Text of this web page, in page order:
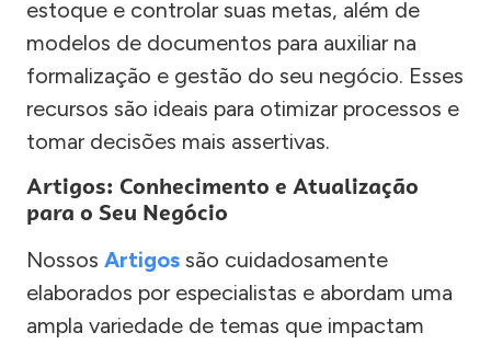
estoque e controlar suas metas, além de
modelos de documentos para auxiliar na
formalização e gestão do seu negócio. Esses
recursos são ideais para otimizar processos e
tomar decisões mais assertivas.
Artigos: Conhecimento e Atualização
para o Seu Negócio
Nossos Artigos são cuidadosamente
elaborados por especialistas e abordam uma
ampla variedade de temas que impactam